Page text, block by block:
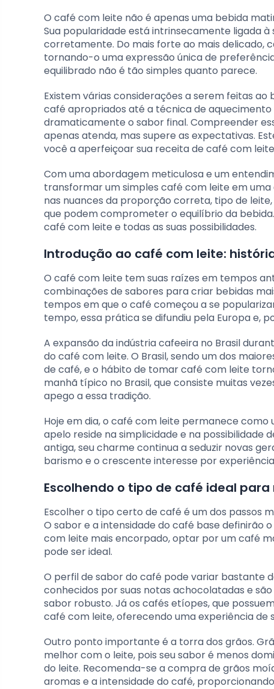
O café com leite não é apenas uma bebida
Sua popularidade está intrinsecamente ligada
corretamente. Do mais forte ao mais delicado,
tornando-o uma expressão única de
equilibrado não é tão simples quanto parece.
Existem várias considerações a serem feitas
café apropriados até a técnica de
dramaticamente o sabor final. Compreender
apenas atenda, mas supere as expectativas.
você a aperfeiçoar sua receita de café com
Com uma abordagem meticulosa e um
transformar um simples café com leite em
nas nuances da proporção correta, tipo de
que podem comprometer o equilíbrio da
café com leite e todas as suas possibilidades.
Introdução ao café com leite:
O café com leite tem suas raízes em tempos
combinações de sabores para criar bebidas
tempos em que o café começou a se
tempo, essa prática se difundiu pela Europa e,
A expansão da indústria cafeeira no Brasil
do café com leite. O Brasil, sendo um dos
de café, e o hábito de tomar café com leite
manhã típico no Brasil, que consiste muitas
apego a essa tradição.
Hoje em dia, o café com leite permanece
apelo reside na simplicidade e na possibilidade
antiga, seu charme continua a seduzir novas
barismo e o crescente interesse por
Escolhendo o tipo de café ideal
Escolher o tipo certo de café é um dos passos
O sabor e a intensidade do café base definirão
com leite mais encorpado, optar por um café
pode ser ideal.
O perfil de sabor do café pode variar bastante
conhecidos por suas notas achocolatadas e
sabor robusto. Já os cafés etíopes, que
café com leite, oferecendo uma experiência de
Outro ponto importante é a torra dos grãos.
melhor com o leite, pois seu sabor é menos
do leite. Recomenda-se a compra de grãos
aromas e a intensidade do café,